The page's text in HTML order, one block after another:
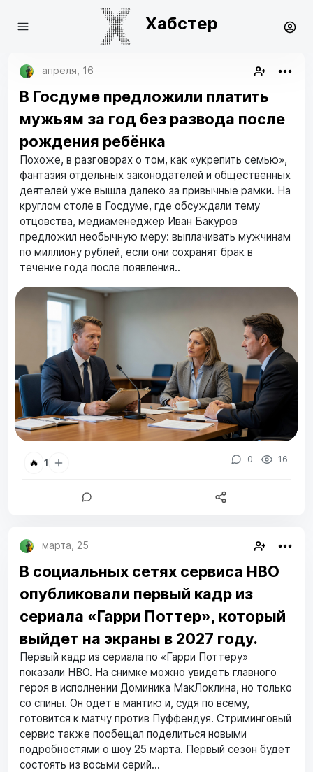
Хабстер
апреля, 16
В Госдуме предложили платить
мужьям за год без развода после
рождения ребёнка
Похоже, в разговорах о том, как «укрепить семью»,
фантазия отдельных законодателей и общественных
деятелей уже вышла далеко за привычные рамки. На
круглом столе в Госдуме, где обсуждали тему
отцовства, медиаменеджер Иван Бакуров
предложил необычную меру: выплачивать мужчинам
по миллиону рублей, если они сохранят брак в
течение года после появления..
🔥 1 0 16
марта, 25
В социальных сетях сервиса HBO
опубликовали первый кадр из
сериала «Гарри Поттер», который
выйдет на экраны в 2027 году.
Первый кадр из сериала по «Гарри Поттеру»
показали HBO. На снимке можно увидеть главного
героя в исполнении Доминика МакЛоклина, но только
со спины. Он одет в мантию и, судя по всему,
готовится к матчу против Пуффендуя. Стриминговый
сервис также пообещал поделиться новыми
подробностями о шоу 25 марта. Первый сезон будет
состоять из восьми серий...